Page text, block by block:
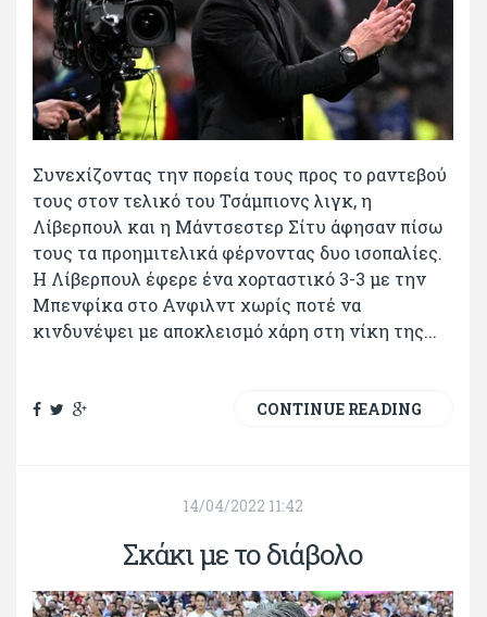
Συνεχίζοντας την πορεία τους προς το ραντεβού
τους στον τελικό του Τσάμπιονς λιγκ, η
Λίβερπουλ και η Μάντσεστερ Σίτυ άφησαν πίσω
τους τα προημιτελικά φέρνοντας δυο ισοπαλίες.
H Λίβερπουλ έφερε ένα χορταστικό 3-3 με την
Μπενφίκα στο Ανφιλντ χωρίς ποτέ να
κινδυνέψει με αποκλεισμό χάρη στη νίκη της...
CONTINUE READING
14/04/2022 11:42
Σκάκι με το διάβολο